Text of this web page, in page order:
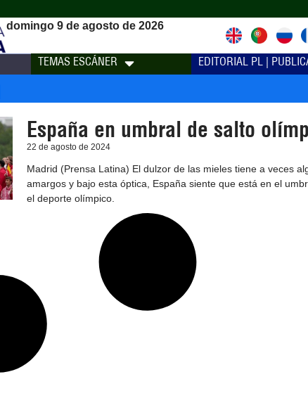
domingo 9 de agosto de 2026
TEMAS ESCÁNER EDITORIAL PL |
España en umbral de salto
22 de agosto de 2024
Madrid (Prensa Latina) El dulzor de las mieles tiene a veces
amargos y bajo esta óptica, España siente que está en el
el deporte olímpico.